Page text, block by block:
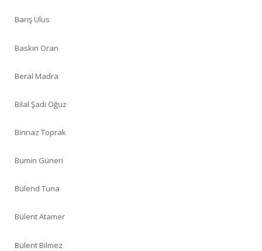
Barış Ulus
Baskın Oran
Beral Madra
Bilal Şadi Oğuz
Binnaz Toprak
Bumin Güneri
Bülend Tuna
Bülent Atamer
Bülent Bilmez